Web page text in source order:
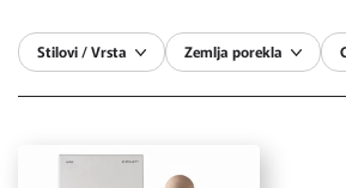
Stilovi / Vrsta Zemlja porekla